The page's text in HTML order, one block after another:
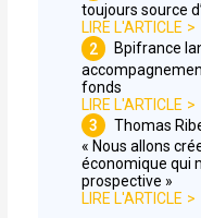
toujours source
LIRE L'ARTICLE
2
Bpifrance
fonds
LIRE L'ARTICLE
3
Thomas
« Nous allons
économique qui
prospective »
LIRE L'ARTICLE